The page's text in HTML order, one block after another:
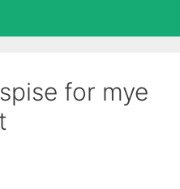
for mye